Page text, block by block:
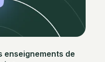
enseignements de